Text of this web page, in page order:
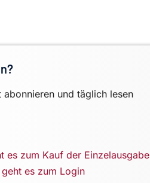
und täglich lesen
es zum Kauf der Einzelausgabe
es zum Login